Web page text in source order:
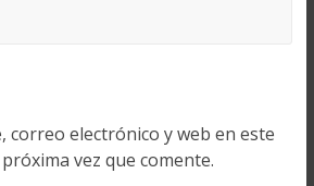
correo electrónico y web en este
vez que comente.